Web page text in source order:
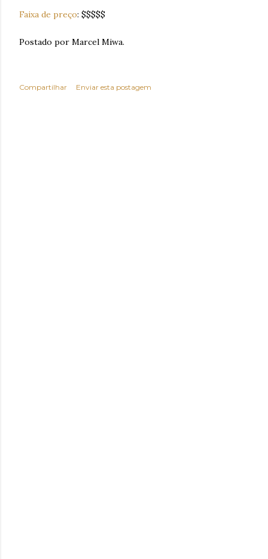
Faixa de preço: $$$$$
Postado por Marcel Miwa.
Compartilhar Enviar esta postagem